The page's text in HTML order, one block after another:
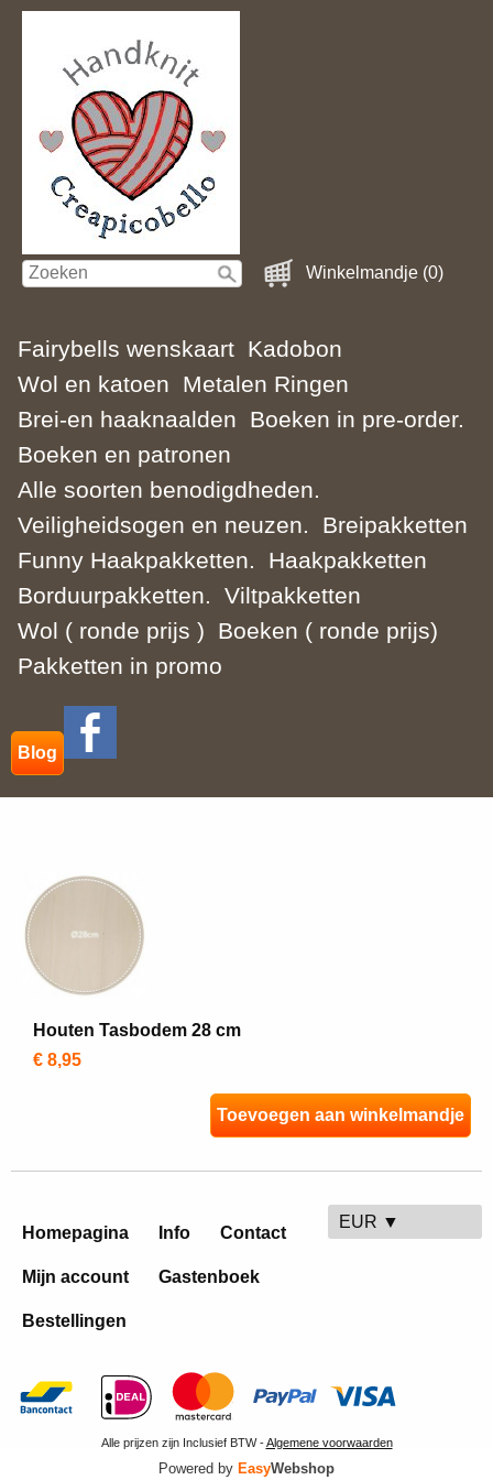
Winkelmandje (0)
Fairybells wenskaart Kadobon
Wol en katoen
Metalen Ringen
Brei-en haaknaalden
Boeken in pre-order.
Boeken en patronen
Alle soorten benodigdheden.
Veiligheidsogen en neuzen.
Breipakketten
Funny Haakpakketten.
Haakpakketten
Borduurpakketten.
Viltpakketten
Wol ( ronde prijs )
Boeken ( ronde prijs)
Pakketten in promo
Blog
Houten Tasbodem 28 cm
€ 8,95
Toevoegen aan winkelmandje
Homepagina Info Contact
Mijn account Gastenboek
Bestellingen
EUR ▼
Alle prijzen zijn Inclusief BTW -Algemene voorwaarden
Powered by EasyWebshop